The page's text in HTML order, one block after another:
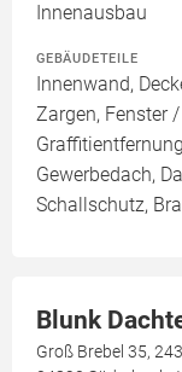
Innenausbau
GEBÄUDETEILE
Innenwand,
Zargen, Fenster
Gewerbedach,
Schallschutz,
Blunk
Groß Brebel 35,